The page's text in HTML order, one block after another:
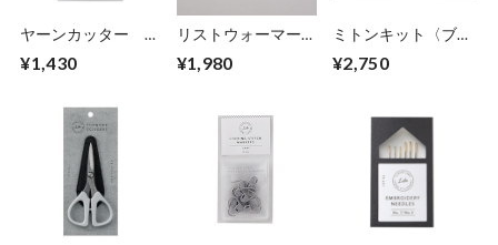
ヤーンカッター
¥1,430
リストウォーマーキ
レー〉70-438
¥1,980
ミトンキット〈ブラ
¥2,750